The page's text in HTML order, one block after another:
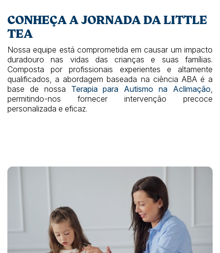
CONHEÇA A JORNADA DA LITTLE
TEA
Nossa equipe está comprometida em causar um impacto
duradouro nas vidas das crianças e suas famílias.
Composta por profissionais experientes e altamente
qualificados, a abordagem baseada na ciência ABA é a
base de nossa Terapia para Autismo na Aclimação
permitindo-nos fornecer intervenção precoce
personalizada e eficaz.